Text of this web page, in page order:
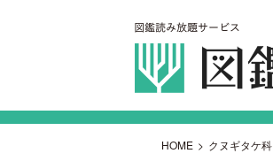
HOME > クヌギタケ科